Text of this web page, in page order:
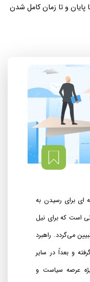
پایان و تا زمان کامل شدن
ای برای رسیدن به
است که برای نیل
می‌گردد. راهبرد
و بعداً در سایر
عرصه سیاست و